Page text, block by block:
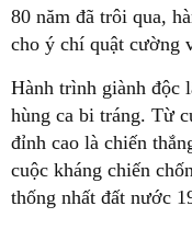
80 năm đã trôi qua,
cho ý chí quật cường
Hành trình giành độc
hùng ca bi tráng. Từ
đỉnh cao là chiến
cuộc kháng chiến
thống nhất đất nước